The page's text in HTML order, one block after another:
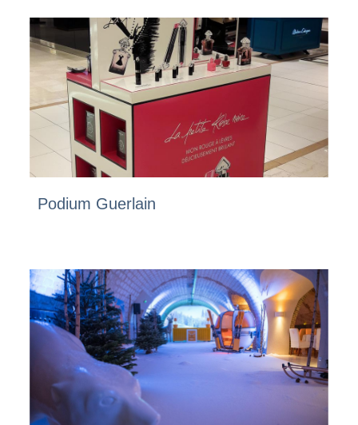
Podium Guerlain